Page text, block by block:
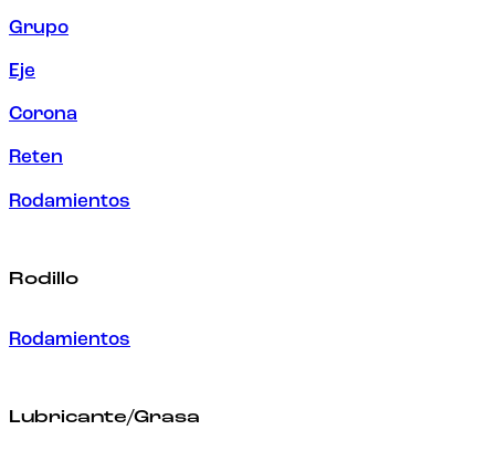
Grupo
Eje
Corona
Reten
Rodamientos
Rodillo
Rodamientos
Lubricante/Grasa